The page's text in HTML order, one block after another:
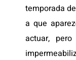
temporada
a que
actuar,